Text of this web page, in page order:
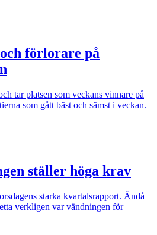
förlorare på
tar platsen som veckans vinnare på
som gått bäst och sämst i veckan.
ställer höga krav
starka kvartalsrapport. Ändå
verkligen var vändningen för